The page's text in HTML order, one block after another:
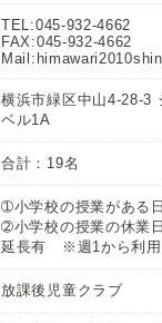
TEL:045-932-4662
FAX:045-932-4662
横浜市緑区中山4-28-3
ベル1A
合計：19名
➀小学校の授業がある
➁小学校の授業の休業
延長有 ※週1から利用
放課後児童クラブ